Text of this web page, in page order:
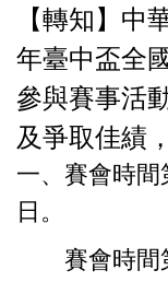
【轉知】中
年臺中盃全
參與賽事活
及爭取佳績
一、賽會時
日。
賽會時間第